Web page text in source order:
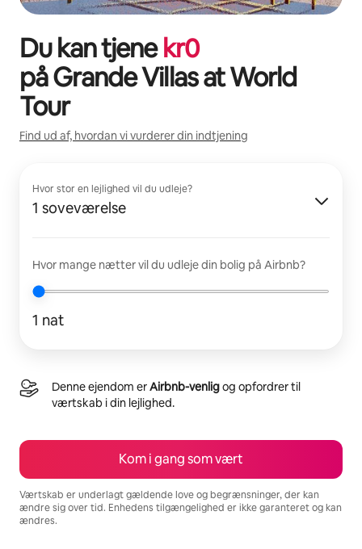
Du kan tjenekr0
påGrande Villas at World
Tour
Find ud af, hvordan vi vurderer din indtjening
Hvor stor en lejlighed vil du udleje?
1 soveværelse
Hvor mange nætter vil du udleje din bolig på Airbnb?
1 nat
Denne ejendom erAirbnb-venligog opfordrer til
værtskab i din lejlighed.
Kom i gang som vært
Værtskab er underlagt gældende love og begrænsninger, der kan
ændre sig over tid. Enhedens tilgængelighed er ikke garanteret og kan
ændres.